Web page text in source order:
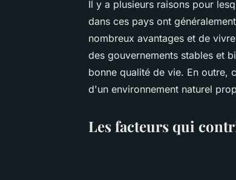
Il y a plusieurs raisons pour
dans ces pays ont
nombreux avantages et de
des gouvernements stables et
bonne qualité de vie. En outre,
d'un environnement naturel
Les facteurs qui